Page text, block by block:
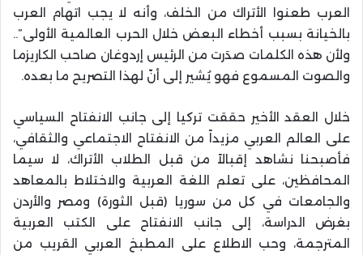
العرب طعنوا الأتراك من الخلف، وأنه لا يجب اتهام العرب
بالخيانة بسبب أخطاء البعض خلال الحرب العالمية الأولى”..
ولأن هذه الكلمات صدَرت من الرئيس إردوغان صاحب الكاريزما
والصوت المسموع فهو يُشير إلى أنّ لهذا التصريح ما بعده.
خلال العقد الأخير حققت تركيا إلى جانب الانفتاح السياسي
على العالم العربي مزيداً من الانفتاح الاجتماعي والثقافي،
فأصبحنا نشاهد إقبالاً من قبل الطلاب الأتراك، لا سيما
المحافظين، على تعلم اللغة العربية والاختلاط بالمعاهد
والجامعات في كل من سوريا (قبل الثورة) ومصر والأردن
بغرض الدراسة، إلى جانب الانفتاح على الكتب العربية
المترجمة، وحب الاطلاع على المطبخ العربي القريب من